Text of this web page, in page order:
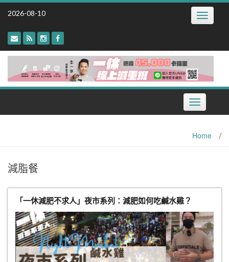
Skip
2026-08-10 Toggle
Toggle
navigation
Home /
減脂餐
「一休減肥不求人」夜市系列：減肥如何吃鹹水雞？